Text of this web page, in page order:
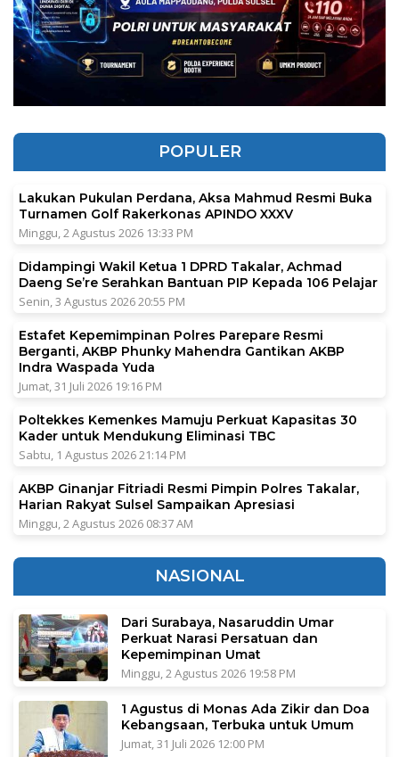
POPULER
Lakukan Pukulan Perdana, Aksa Mahmud Resmi Buka
Turnamen Golf Rakerkonas APINDO XXXV
Minggu, 2 Agustus 2026 13:33 PM
Didampingi Wakil Ketua 1 DPRD Takalar, Achmad
Daeng Se’re Serahkan Bantuan PIP Kepada 106 Pelajar
Senin, 3 Agustus 2026 20:55 PM
Estafet Kepemimpinan Polres Parepare Resmi
Berganti, AKBP Phunky Mahendra Gantikan AKBP
Indra Waspada Yuda
Jumat, 31 Juli 2026 19:16 PM
Poltekkes Kemenkes Mamuju Perkuat Kapasitas 30
Kader untuk Mendukung Eliminasi TBC
Sabtu, 1 Agustus 2026 21:14 PM
AKBP Ginanjar Fitriadi Resmi Pimpin Polres Takalar,
Harian Rakyat Sulsel Sampaikan Apresiasi
Minggu, 2 Agustus 2026 08:37 AM
NASIONAL
Dari Surabaya, Nasaruddin Umar
Perkuat Narasi Persatuan dan
Kepemimpinan Umat
Minggu, 2 Agustus 2026 19:58 PM
1 Agustus di Monas Ada Zikir dan Doa
Kebangsaan, Terbuka untuk Umum
Jumat, 31 Juli 2026 12:00 PM